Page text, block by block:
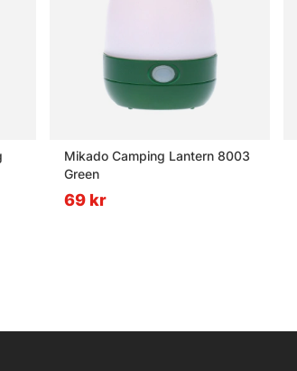
Mikado Camping Lantern 8003
Green
69 kr